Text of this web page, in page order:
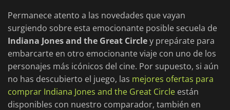
Permanece atento a las novedades que vayan
surgiendo sobre esta emocionante posible secuela de
Indiana Jones and the Great Circley prepárate para
embarcarte en otro emocionante viaje con uno de los
personajes más icónicos del cine. Por supuesto, si aún
no has descubierto el juego, las mejores ofertas para
comprar Indiana Jones and the Great Circle están
disponibles con nuestro comparador, también en